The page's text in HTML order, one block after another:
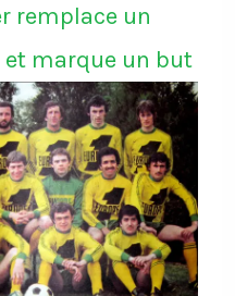
remplace un
et marque un but